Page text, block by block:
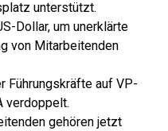
unterstützt.
Dollar, um unerklärte
von Mitarbeitenden
Führungskräfte auf VP-
verdoppelt.
gehören jetzt